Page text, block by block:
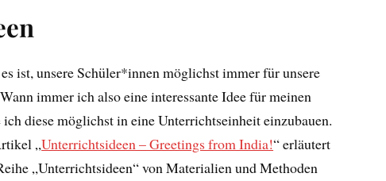
ist, unsere Schüler*innen möglichst immer für unsere
immer ich also eine interessante Idee für meinen
diese möglichst in eine Unterrichtseinheit einzubauen.
„Unterrichtsideen – Greetings from India!“ erläutert
„Unterrichtsideen“ von Materialien und Methoden